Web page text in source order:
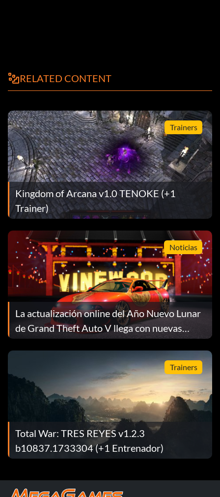
RELATED CONTENT
Trainers
Kingdom of Arcana v1.0 TENOKE (+1
Trainer)
Noticias
La actualización online del Año Nuevo Lunar
de Grand Theft Auto V llega con nuevas
carreras acrobáticas, objetos coleccionables
Trainers
Total War: TRES REYES v1.2.3
b10837.1733304 (+1 Entrenador)